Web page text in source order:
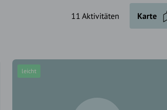
11 Aktivitäten Karte
leicht